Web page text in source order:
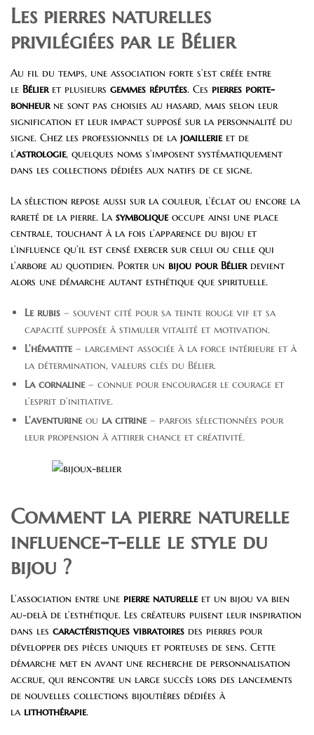
Les pierres naturelles
privilégiées par le Bélier
Au fil du temps, une association forte s’est créée entre
le Bélieret plusieurs gemmes réputées. Ces pierres porte-
bonheurne sont pas choisies au hasard, mais selon leur
signification et leur impact supposé sur la personnalité du
signe. Chez les professionnels de la joaillerieet de
l’astrologie, quelques noms s’imposent systématiquement
dans les collections dédiées aux natifs de ce signe.
La sélection repose aussi sur la couleur, l’éclat ou encore la
rareté de la pierre. La symboliqueoccupe ainsi une place
centrale, touchant à la fois l’apparence du bijou et
l’influence qu’il est censé exercer sur celui ou celle qui
l’arbore au quotidien. Porter un bijou pour Bélierdevient
alors une démarche autant esthétique que spirituelle.
Le rubis – souvent cité pour sa teinte rouge vif et sa
capacité supposée à stimuler vitalité et motivation.
L’hématite– largement associée à la force intérieure et à
la détermination, valeurs clés du Bélier.
La cornaline– connue pour encourager le courage et
l’esprit d’initiative.
L’aventurineou la citrine– parfois sélectionnées pour
leur propension à attirer chance et créativité.
Comment la pierre naturelle
influence-t-elle le style du
bijou ?
L’association entre une pierre naturelleet un bijou va bien
au-delà de l’esthétique. Les créateurs puisent leur inspiration
dans les caractéristiques vibratoires des pierres pour
développer des pièces uniques et porteuses de sens. Cette
démarche met en avant une recherche de personnalisation
accrue, qui rencontre un large succès lors des lancements
de nouvelles collections bijoutières dédiées à
la lithothérapie.